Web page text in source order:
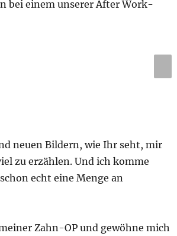
bei einem unserer After Work-
XT
neuen Bildern, wie Ihr seht, mir
zu erzählen. Und ich komme
echt eine Menge an
Zahn-OP und gewöhne mich